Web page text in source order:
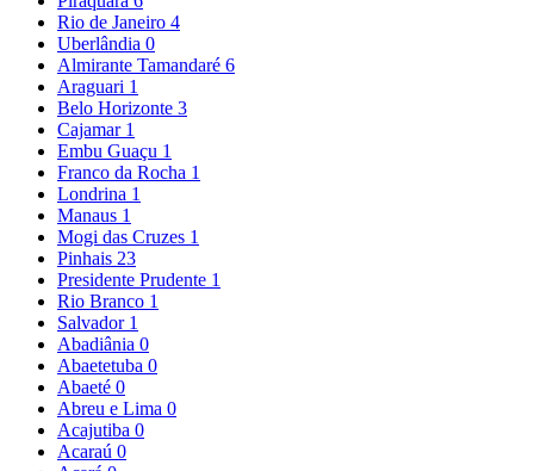
Rio de Janeiro 4
Uberlândia 0
Almirante Tamandaré 6
Araguari 1
Belo Horizonte 3
Cajamar 1
Embu Guaçu 1
Franco da Rocha 1
Londrina 1
Manaus 1
Mogi das Cruzes 1
Pinhais 23
Presidente Prudente 1
Rio Branco 1
Salvador 1
Abadiânia 0
Abaetetuba 0
Abaeté 0
Abreu e Lima 0
Acajutiba 0
Acaraú 0